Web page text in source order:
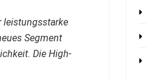
leistungsstarke
Segment
Die High-